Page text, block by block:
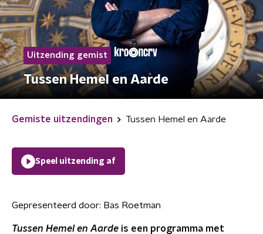
Uitzending gemist
Tussen Hemel en Aarde
Gemiste uitzendingen Tussen Hemel en Aarde
Speel uitzending af
Gepresenteerd door: Bas Roetman
Tussen Hemel en Aarde is een programma met